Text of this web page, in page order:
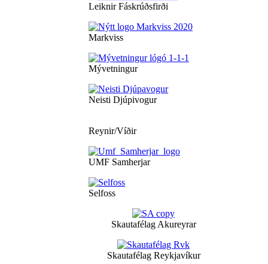
Leiknir Fáskrúðsfirði
Markviss
Mývetningur
Neisti Djúpivogur
Reynir/Víðir
UMF Samherjar
Selfoss
Skautafélag Akureyrar
Skautafélag Reykjavíkur